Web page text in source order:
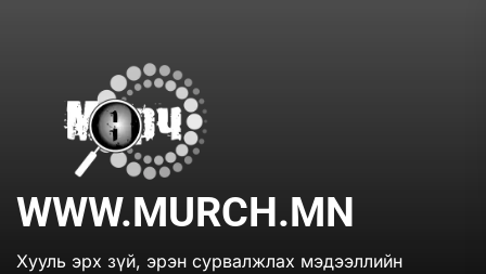
WWW.MURCH.MN
Хууль эрх зүй, эрэн сурвалжлах мэдээллийн